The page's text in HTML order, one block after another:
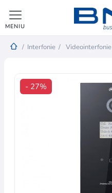
MENIU
/ Interfonie / Videointerfonie
- 27%